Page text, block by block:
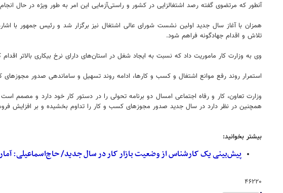
آنطور که مرتضوی گفته رصد اشتغالزایی در کشور و راستی‌آزمایی این امر به طور ویژه در حال
همزان با آغاز سال جدید اولین نشست شورای عالی اشتغال نیز برگزار شد و رئیس جمهور با
تلاش و اقدام جهادگونه فراهم شود.
وی به وزارت کار ماموریت داد که نسبت به ایجاد شغل در استان‌های دارای نرخ بیکاری بالاتر
استمرار روند رفع موانع اشتغال و کسب و کارها، ادامه روند تسهیل و ساماندهی صدور
وزارت تعاون، کار و رفاه اجتماعی امسال دو برنامه تحولی را در دستور کار خود دارد و
همچنین در نظر دارد در سال جدید صدور مجوزهای کسب و کار را تداوم بخشیده و بر افزایش
بیشتر بخوانید:
پیش‌بینی یک کارشناس از وضعیت بازار کار در سال جدید/ حاج‌اسماعیلی:
۴۶۲۲۰